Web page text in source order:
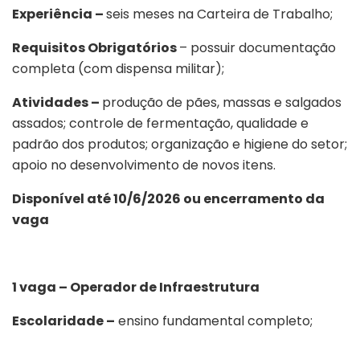
Experiência –seis meses na Carteira de Trabalho;
Requisitos Obrigatórios– possuir documentação
completa (com dispensa militar);
Atividades – produção de pães, massas e salgados
assados; controle de fermentação, qualidade e
padrão dos produtos; organização e higiene do setor;
apoio no desenvolvimento de novos itens.
Disponível até 10/6/2026 ou encerramento da
vaga
1 vaga – Operador de Infraestrutura
Escolaridade – ensino fundamental completo;